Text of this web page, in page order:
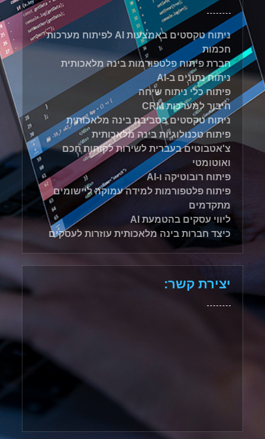
ניתוח טקסטים באמצעות AI לפיתוח מערכות
חכמות
חברת פיתוח פלטפורמות בינה מלאכותית
ניתוח נתונים ב-AI
פיתוח כלי ניתוח שיחה
חיבור למערכות CRM
ניתוח טקסטים בסביבת בינה מלאכותית
פיתוח טכנולוגיות בינה מלאכותית
צ'אטבוטים בעברית לשירות לקוחות חכם
ואוטומטי
פיתוח רובוטיקה ו-AI
פיתוח פלטפורמות למידה עמוקה ליישומים
מתקדמים
ליווי עסקים בהטמעת AI
כיצד חברות בינה מלאכותית עוזרות לעסקים
יצירת קשר: